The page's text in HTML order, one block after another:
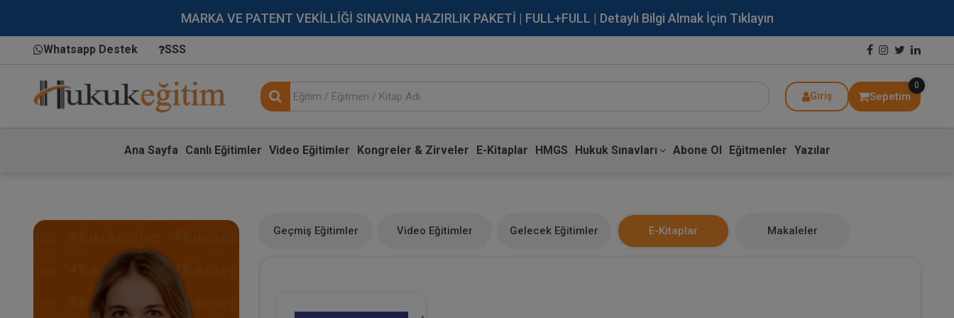
MARKA VE PATENT VEKİLLİĞİ SINAVINA HAZIRLIK PAKETİ | FULL+FULL | Detaylı Bilgi Almak İçin Tıklayın
Whatsapp Destek SSS
Giriş Sepetim
0
Ana Sayfa Canlı Eğitimler Video Eğitimler Kongreler & Zirveler E-Kitaplar HMGS Hukuk Sınavları Abone Ol Eğitmenler Yazılar
Geçmiş Eğitimler Video Eğitimler Gelecek Eğitimler E-Kitaplar Makaleler